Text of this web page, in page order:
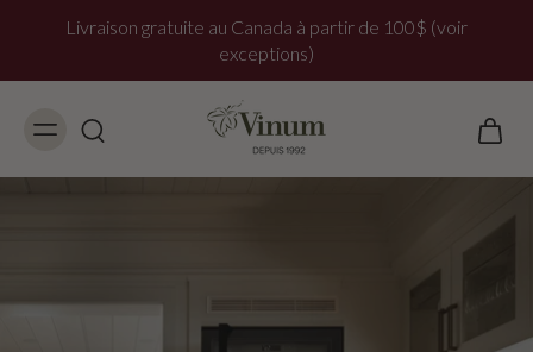
Livraison gratuite au Canada à partir de 100$ (voir
exceptions)